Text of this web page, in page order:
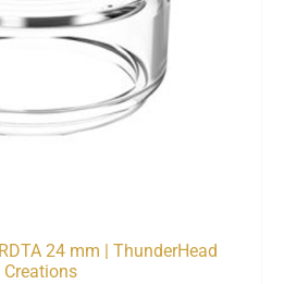
24 mm | ThunderHead
Creations